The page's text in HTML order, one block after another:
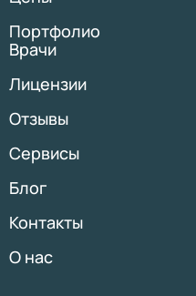
Портфолио
Врачи
Лицензии
Отзывы
Сервисы
Блог
Контакты
О нас